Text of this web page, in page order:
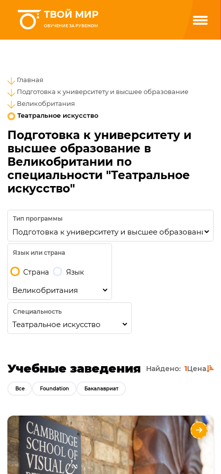
ТВОЙ МИР
ОБУЧЕНИЕ ЗА РУБЕЖОМ
Главная
Подготовка к университету и высшее образование
Великобритания
Театральное искусство
Подготовка к университету и
высшее образование в
Великобритании по
специальности "Театральное
искусство"
Тип программы
Язык или страна
Страна Язык
Специальность
Учебные заведения Найдено: 1Цена
Все Foundation Бакалавриат
Колледж CSVPA - поступление в лучшие
арт-вузы Великобритании
Описание
Курсы
Языки
Направления